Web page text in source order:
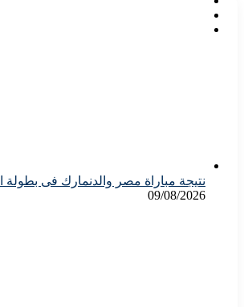
نتيجة مباراة مصر والدنمارك فى بطولة
09/08/2026